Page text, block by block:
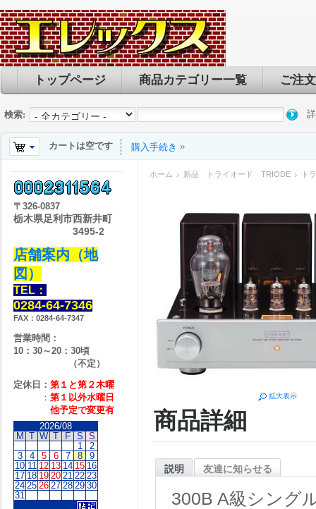
トップページ 商品カテゴリー一覧 ご注
検索:
カートは空です 購入手続き
ホーム 新品 トライオード TRIODE ト
拡大表示
商品詳細
説明 友達に知らせる
300B A級シング
〒 326-0837
栃木県足利市西新井町
3495-2
店舗案内（地
図）
TEL：
0284-64-7346
FAX：0284-64-7347
営業時間：
10：30～20：30頃
（不定）
定休日： 第１と第２木曜
： 第１以外水曜日
他予定で変更有
2026/08
M T W T F S S
1
2
3
4 5 6 7 8
9
10 11 12 13 14 15 16
17 18 19 20 21 22 23
24 25 26 27 28 29 30
31